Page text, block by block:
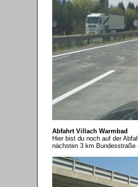
Abfahrt Villach Warmbad
Hier bist du noch auf der
nächsten 3 km Bundesstraße